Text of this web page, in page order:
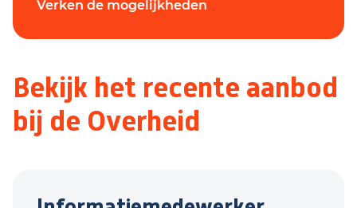
Verken de mogelijkheden
Bekijk het recente aanbod
bij de Overheid